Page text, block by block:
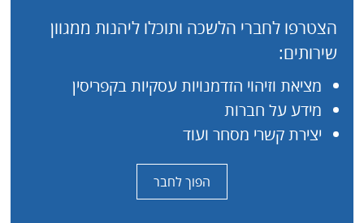
הצטרפו לחברי הלשכה ותוכלו ליהנות ממגוון
שירותים:
מציאת וזיהוי הזדמנויות עסקיות בקפריסין
מידע על חברות
יצירת קשרי מסחר ועוד
הפוך לחבר